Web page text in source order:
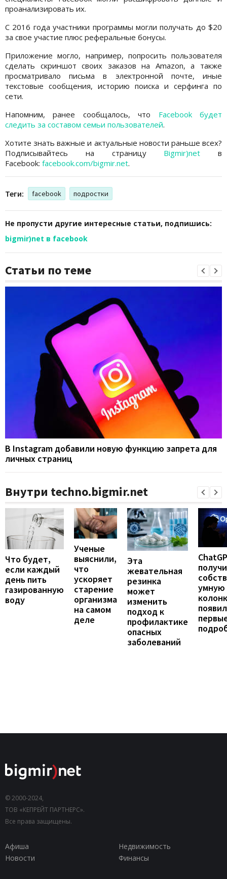
проанализировать их.
С 2016 года участники программы могли получать до $20
за свое участие плюс реферальные бонусы.
Приложение могло, например, попросить пользователя
сделать скриншот своих заказов на Amazon, а также
просматривало письма в электронной почте, иные
текстовые сообщения, историю поиска и серфинга по
сети.
Напомним, ранее сообщалось, что Facebook будет
следить за составом семьи пользователей.
Хотите знать важные и актуальные новости раньше всех?
Подписывайтесь на страницу Bigmir)net в
Facebook: facebook.com/bigmir.net.
Теги: facebook подростки
Не пропусти другие интересные статьи, подпишись:
bigmir)net в facebook
Статьи по теме
В Instagram добавили новую функцию запрета для
личных страниц
Внутри techno.bigmir.net
Что будет,
если каждый
день пить
газированную
воду
Ученые
выяснили,
что
ускоряет
старение
организма
на самом
деле
Эта
жевательная
резинка
может
изменить
подход к
профилактике
опасных
заболеваний
умную
© 2000-2024,
ТОВ «КЕПРЕЙТ ПАРТНЕРС».
Все права защищены.
Афиша
Недвижимость
Новости
Финансы